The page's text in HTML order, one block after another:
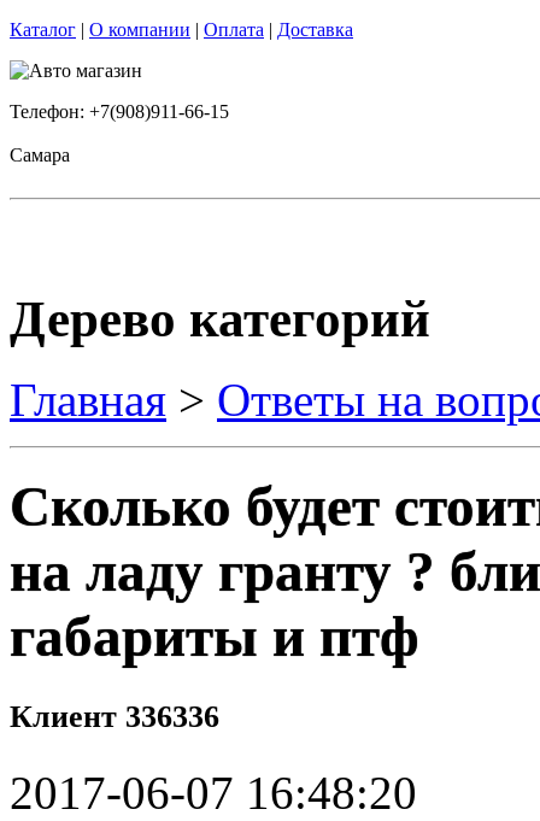
Каталог | О компании | Оплата | Доставка
Телефон: +7(908)911-66-15
Самара
Дерево категорий
Главная > Ответы на
Сколько будет
на ладу гранту ?
габариты и птф
Клиент 336336
2017-06-07 16:48:20